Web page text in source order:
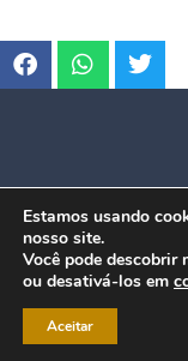
Estamos usando
nosso site.
Você pode descobrir
ou desativá-los em
Aceitar